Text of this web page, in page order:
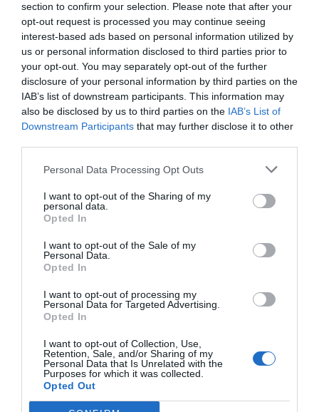
section to confirm your selection. Please note that after your
opt-out request is processed you may continue seeing
interest-based ads based on personal information utilized by
us or personal information disclosed to third parties prior to
your opt-out. You may separately opt-out of the further
disclosure of your personal information by third parties on the
IAB’s list of downstream participants. This information may
also be disclosed by us to third parties on the IAB’s List of
Downstream Participants that may further disclose it to other
Personal Data Processing Opt Outs
I want to opt-out of the Sharing of my
personal data.
Opted In
I want to opt-out of the Sale of my
Personal Data.
Opted In
I want to opt-out of processing my
Personal Data for Targeted Advertising.
Opted In
I want to opt-out of Collection, Use,
Retention, Sale, and/or Sharing of my
Personal Data that Is Unrelated with the
Purposes for which it was collected.
Opted Out
¿Te ha interesado este artículo?
Suscríbete a nuestro newsletter y recibe cada dia
en tu correo lo más destacado de Hispanidad
Tu correo electrónico...